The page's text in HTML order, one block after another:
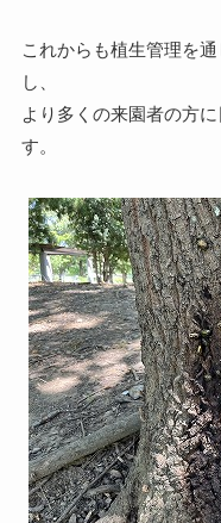
これからも植生管理を
し、
より多くの来園者の方
す。